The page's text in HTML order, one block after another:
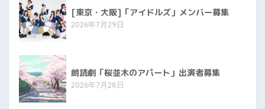
[東京・大阪]「アイドルズ」メンバー募集
2026年7月29日
朗読劇「桜並木のアパート」出演者募集
2026年7月28日